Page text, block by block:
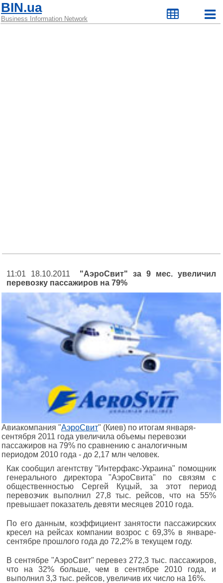
BIN.ua
Business Information Network
11:01 18.10.2011 "АэроСвит" за 9 мес. увеличил
перевозку пассажиров на 79%
Авиакомпания "АэроСвит" (Киев) по итогам января-
сентября 2011 года увеличила объемы перевозки
пассажиров на 79% по сравнению с аналогичным
периодом 2010 года - до 2,17 млн человек.
Как сообщил агентству "Интерфакс-Украина" помощник
генерального директора "АэроСвита" по связям с
общественностью Сергей Куцый, за этот период
перевозчик выполнил 27,8 тыс. рейсов, что на 55%
превышает показатель девяти месяцев 2010 года.
По его данным, коэффициент занятости пассажирских
кресел на рейсах компании возрос с 69,3% в январе-
сентябре прошлого года до 72,2% в текущем году.
В сентябре "АэроСвит" перевез 272,3 тыс. пассажиров,
что на 32% больше, чем в сентябре 2010 года, и
выполнил 3,3 тыс. рейсов, увеличив их число на 16%.